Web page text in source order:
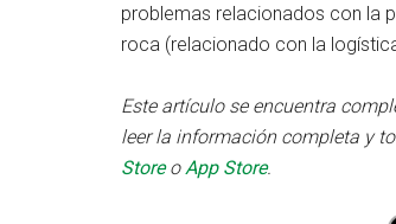
problemas relacionados con la
roca (relacionado con la
Este artículo se encuentra
leer la información completa y
StoreoApp Store.